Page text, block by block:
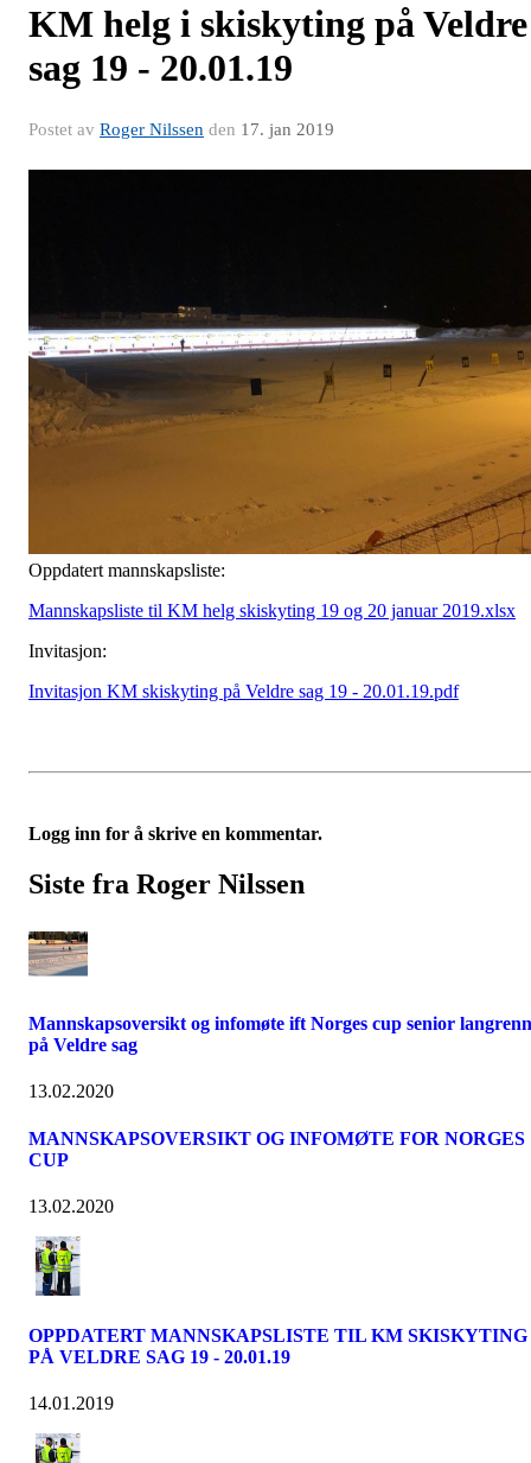
KM helg i skiskyting på Veldre
sag 19 - 20.01.19
Postet av Roger Nilssen den 17. jan 2019
Oppdatert mannskapsliste:
Mannskapsliste til KM helg skiskyting 19 og 20 januar 2019.xlsx
Invitasjon:
Invitasjon KM skiskyting på Veldre sag 19 - 20.01.19.pdf
Logg inn for å skrive en kommentar.
Siste fra Roger Nilssen
Mannskapsoversikt og infomøte ift Norges cup senior langrenn
på Veldre sag
13.02.2020
MANNSKAPSOVERSIKT OG INFOMØTE FOR NORGES
CUP
13.02.2020
OPPDATERT MANNSKAPSLISTE TIL KM SKISKYTING
PÅ VELDRE SAG 19 - 20.01.19
14.01.2019